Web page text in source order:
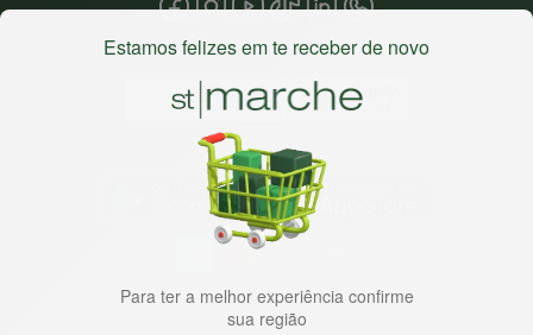
CNPJ: 09.000.493/0002-15
Baixe nosso app
Estamos felizes em te receber de novo
Para ter a melhor experiência confirme
sua região